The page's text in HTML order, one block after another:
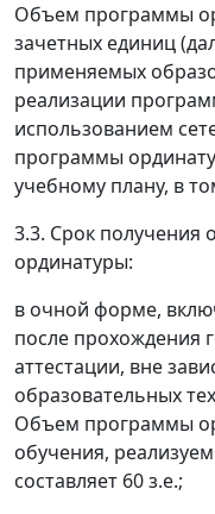
Объем программы
зачетных единиц
применяемых
реализации
использованием
программы
учебному плану, в
3.3. Срок получения
ординатуры:
в очной форме,
после прохождения
аттестации, вне
образовательных
Объем программы
обучения,
составляет 60 з.е.;